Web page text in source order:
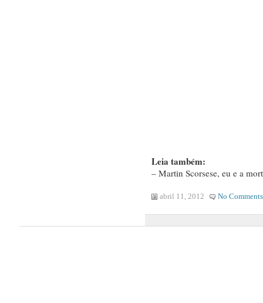
Leia também:
– Martin Scorsese, eu e a
abril 11, 2012 No Comments